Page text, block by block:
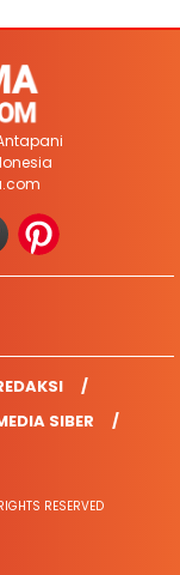
SIBER
RESERVED